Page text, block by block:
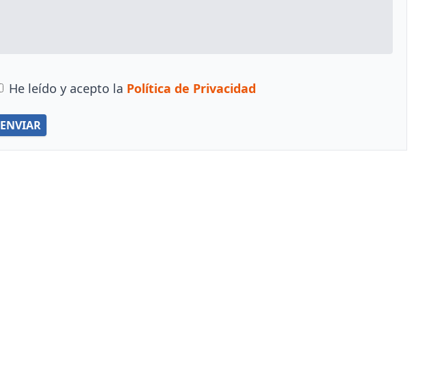
He leído y acepto la Política de Privacidad
ENVIAR